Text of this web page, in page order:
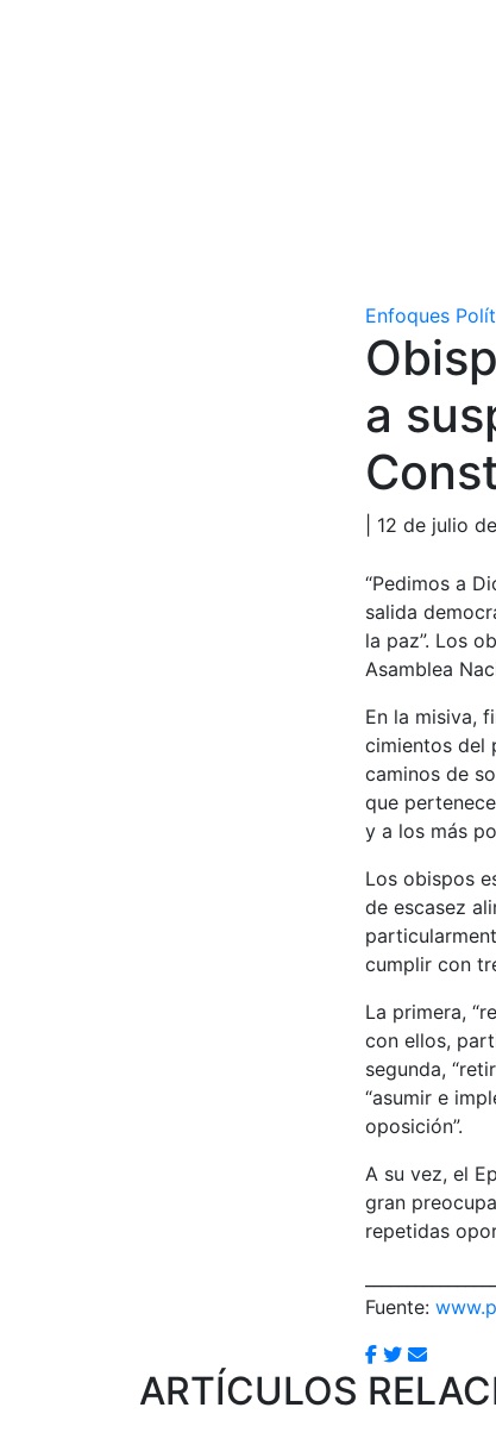
Enfoques
a
| 12 de julio
“Pedimos a
salida
la paz”. Los
Asamblea
En la misiva,
cimientos del
caminos de
que
y a los más
Los obispos
de escasez
cumplir con
La primera,
con ellos,
segunda,
“asumir e
oposición”.
A su vez, el
gran
repetidas
Fuente:
ARTÍCULOS